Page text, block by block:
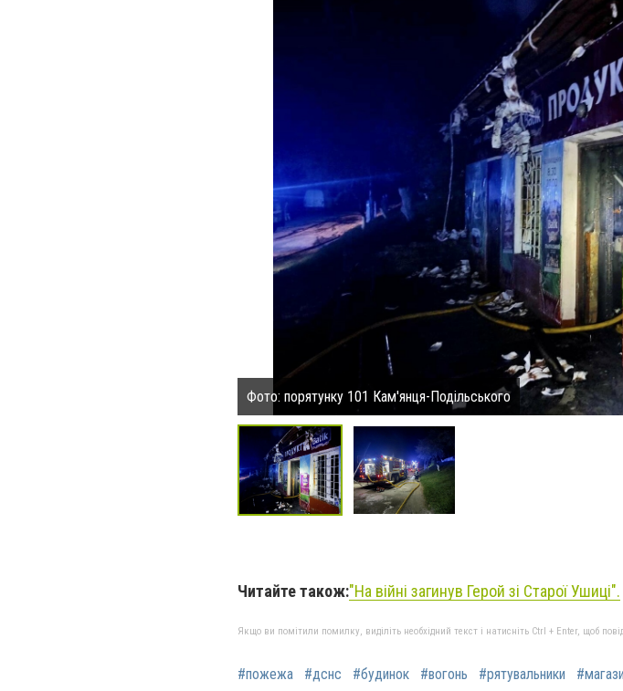
Фото: порятунку 101 Кам'янця-Подільського
Читайте також:"На війні загинув Герой зі Старої Ушиці".
Якщо ви помітили помилку, виділіть необхідний текст і натисніть Ctrl + Enter, щоб
#пожежа #дснс #будинок #вогонь #рятувальники